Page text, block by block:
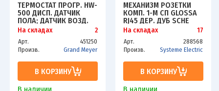
ТЕРМОСТАТ ПРОГР. HW-
500 ДИСП. ДАТЧИК
ПОЛА; ДАТЧИК ВОЗД.
3.6КВТ 16А БЕЛ. GRAND
MEYER HW-500
На складах 2
Арт.
451250
Произв.
Grand Meyer
В КОРЗИНУ
МЕХАНИЗМ РОЗЕТКИ
КОМП. 1-М СП GLOSSA
RJ45 ДЕР. ДУБ SCHE
GSL000581K
На складах 17
Арт.
288568
Произв.
Systeme Electric
В КОРЗИНУ